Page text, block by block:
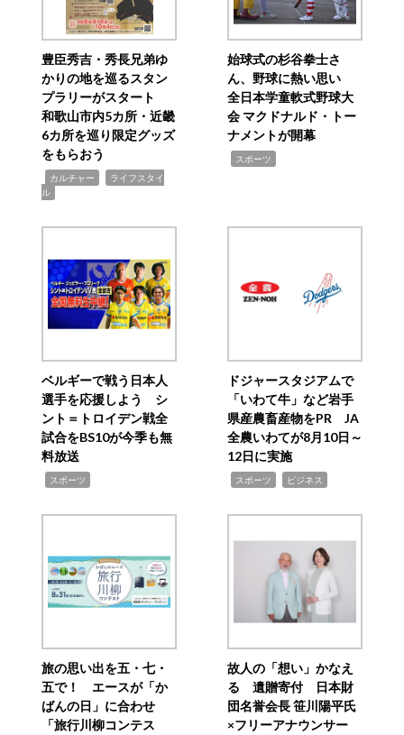
豊臣秀吉・秀長兄弟ゆ
かりの地を巡るスタン
プラリーがスタート
和歌山市内5カ所・近畿
6カ所を巡り限定グッズ
をもらおう
カルチャー
ライフスタイ
ル
始球式の杉谷拳士さ
ん、野球に熱い思い
全日本学童軟式野球大
会 マクドナルド・トー
ナメントが開幕
スポーツ
ベルギーで戦う日本人
選手を応援しよう シ
ント＝トロイデン戦全
試合をBS10が今季も無
料放送
スポーツ
ドジャースタジアムで
「いわて牛」など岩手
県産農畜産物をPR JA
全農いわてが8月10日～
12日に実施
スポーツ ビジネス
旅の思い出を五・七・
五で！ エースが「か
ばんの日」に合わせ
「旅行川柳コンテス
故人の「想い」かなえ
る 遺贈寄付 日本財
団名誉会長 笹川陽平氏
×フリーアナウンサー